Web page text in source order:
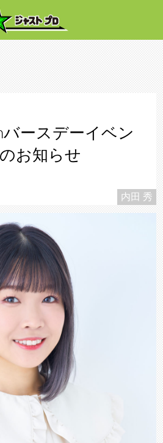
ースデーイベン
お知らせ
内田 秀